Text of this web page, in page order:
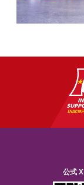
公式 X